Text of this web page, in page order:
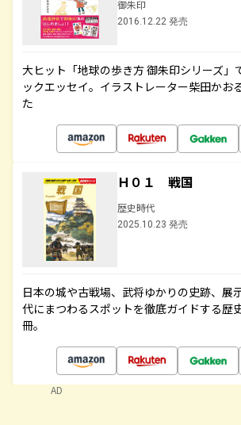
御朱印
2016.12.22 発売
大ヒット「地球の歩き方 御朱印シリーズ」
ックエッセイ。イラストレーター柴田かお
た
Ｈ０１ 戦国
歴史時代
2025.10.23 発売
日本の城や古戦場、武将ゆかりの史跡、展
代にまつわるスポットを徹底ガイドする歴
冊。
AD